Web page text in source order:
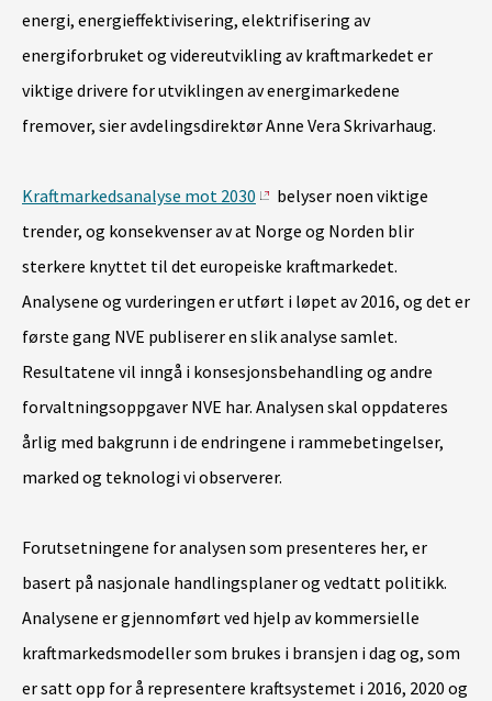
energi, energieffektivisering, elektrifisering av
energiforbruket og videreutvikling av kraftmarkedet er
viktige drivere for utviklingen av energimarkedene
fremover, sier avdelingsdirektør Anne Vera Skrivarhaug.
Kraftmarkedsanalyse mot 2030
belyser noen viktige
trender, og konsekvenser av at Norge og Norden blir
sterkere knyttet til det europeiske kraftmarkedet.
Analysene og vurderingen er utført i løpet av 2016, og det er
første gang NVE publiserer en slik analyse samlet.
Resultatene vil inngå i konsesjonsbehandling og andre
forvaltningsoppgaver NVE har. Analysen skal oppdateres
årlig med bakgrunn i de endringene i rammebetingelser,
marked og teknologi vi observerer.
Forutsetningene for analysen som presenteres her, er
basert på nasjonale handlingsplaner og vedtatt politikk.
Analysene er gjennomført ved hjelp av kommersielle
kraftmarkedsmodeller som brukes i bransjen i dag og, som
er satt opp for å representere kraftsystemet i 2016, 2020 og